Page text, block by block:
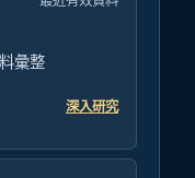
彙整
深入研究